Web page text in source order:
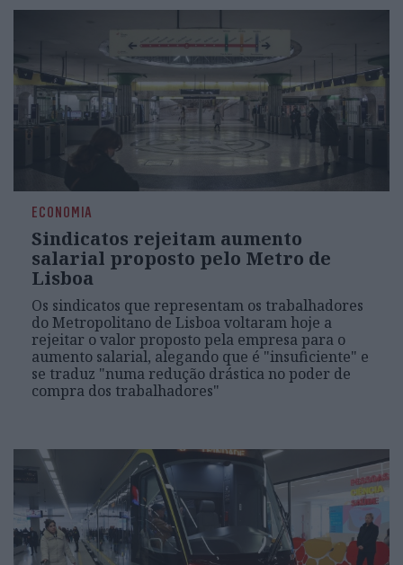
ECONOMIA
Sindicatos rejeitam aumento
salarial proposto pelo Metro de
Lisboa
Os sindicatos que representam os trabalhadores
do Metropolitano de Lisboa voltaram hoje a
rejeitar o valor proposto pela empresa para o
aumento salarial, alegando que é "insuficiente" e
se traduz "numa redução drástica no poder de
compra dos trabalhadores"